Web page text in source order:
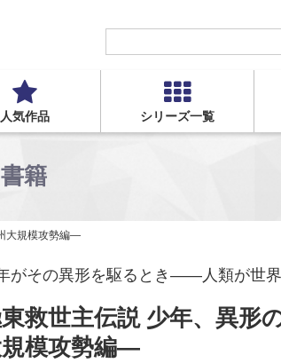
人気作品 シリーズ一覧
書籍
大規模攻勢編―
がその異形を駆るとき――人類が世界
救世主伝説 少年、異形
模攻勢編―